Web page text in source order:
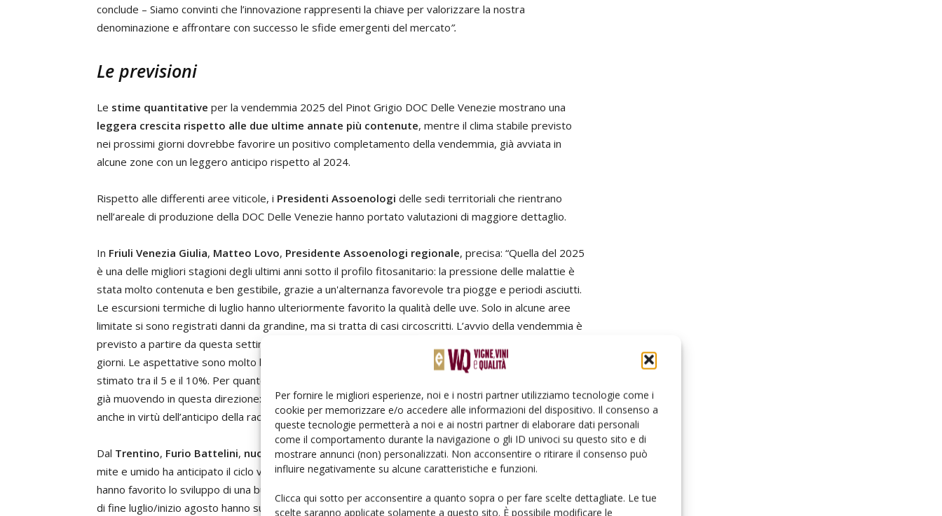
Per fornire le migliori esperienze, noi e i nostri partner utilizziamo tecnologie come i
cookie per memorizzare e/o accedere alle informazioni del dispositivo. Il consenso a
queste tecnologie permetterà a noi e ai nostri partner di elaborare dati personali
come il comportamento durante la navigazione o gli ID univoci su questo sito e di
mostrare annunci (non) personalizzati. Non acconsentire o ritirare il consenso può
influire negativamente su alcune caratteristiche e funzioni.
Clicca qui sotto per acconsentire a quanto sopra o per fare scelte dettagliate. Le tue
scelte saranno applicate solamente a questo sito. È possibile modificare le
conclude – Siamo convinti che l’innovazione rappresenti la chiave per valorizzare la nostra
denominazione e affrontare con successo le sfide emergenti del mercato”.
Le previsioni
Le stime quantitative per la vendemmia 2025 del Pinot Grigio DOC Delle Venezie mostrano una
leggera crescita rispetto alle due ultime annate più contenute, mentre il clima stabile previsto
nei prossimi giorni dovrebbe favorire un positivo completamento della vendemmia, già avviata in
alcune zone con un leggero anticipo rispetto al 2024.
Rispetto alle differenti aree viticole, i Presidenti Assoenologi delle sedi territoriali che rientrano
nell’areale di produzione della DOC Delle Venezie hanno portato valutazioni di maggiore dettaglio.
In Friuli Venezia Giulia, Matteo Lovo, Presidente Assoenologi regionale, precisa: “Quella del 2025
è una delle migliori stagioni degli ultimi anni sotto il profilo fitosanitario: la pressione delle malattie è
stata molto contenuta e ben gestibile, grazie a un'alternanza favorevole tra piogge e periodi asciutti.
Le escursioni termiche di luglio hanno ulteriormente favorito la qualità delle uve. Solo in alcune aree
limitate si sono registrati danni da grandine, ma si tratta di casi circoscritti. L’avvio della vendemmia è
previsto a partire da questa settimana, con una raccolta che in genere si completa in una decina di
giorni. Le aspettative sono molto buone: qualità in crescita rispetto al 2024 e un aumento produttivo
stimato tra il 5 e il 10%. Per quanto riguarda le vinificazioni a basso grado, il nostro territorio si sta
già muovendo in questa direzione: in alcune aree sarà fisiologico ottenere gradazioni più contenute,
anche in virtù dell’anticipo della raccolta”.
Dal Trentino, Furio Battelini, nuovo Presidente Assoenologi regionale, commenta:“L’inverno
mite e umido ha anticipato il ciclo vegetativo, senza gelate tardive, e le piogge regolari in primavera
hanno favorito lo sviluppo di una buona vegetazione limitando peronospora e oidio. Le precipitazioni
di fine luglio/inizio agosto hanno suscitato qualche apprensione per la botrite nei grappoli compatti,